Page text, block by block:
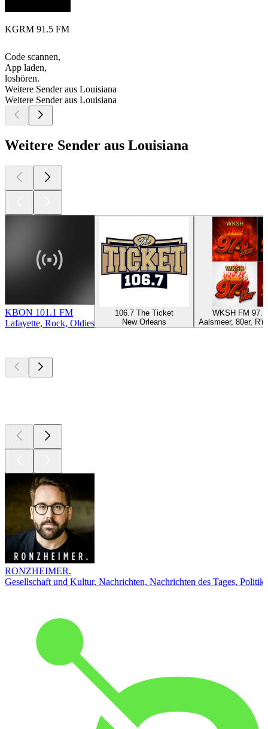
KGRM 91.5 FM
Code scannen,
App laden,
loshören.
Weitere Sender aus Louisiana
Weitere Sender aus Louisiana
Weitere Sender aus Louisiana
KBON 101.1 FM
Lafayette, Rock, Oldies
106.7 The Ticket
New Orleans
WKSH FM
Aalsmeer, 80er,
RONZHEIMER.
Gesellschaft und Kultur, Nachrichten, Nachrichten des Tages, Politik